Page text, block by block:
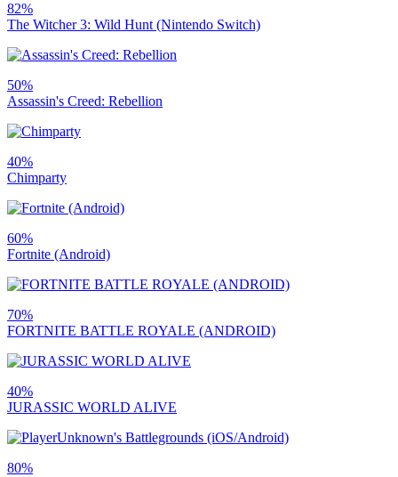
82%
The Witcher 3: Wild Hunt (Nintendo Switch)
50%
Assassin's Creed: Rebellion
40%
Chimparty
60%
Fortnite (Android)
70%
FORTNITE BATTLE ROYALE (ANDROID)
40%
JURASSIC WORLD ALIVE
80%